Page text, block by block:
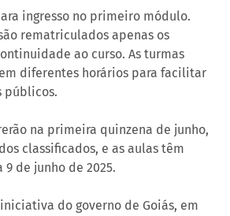
ingresso no primeiro módulo.
rematriculados apenas os
ao curso. As turmas
diferentes horários para facilitar
públicos.
na primeira quinzena de junho,
classificados, e as aulas têm
de junho de 2025.
do governo de Goiás, em